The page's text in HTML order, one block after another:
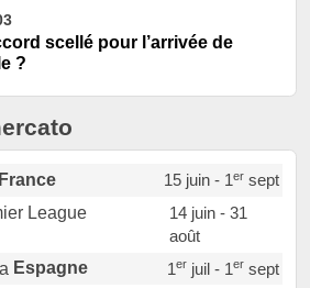
scellé pour l’arrivée de
?
France 15 juin - 1ersept
14 juin - 31
août
Espagne
1erjuil - 1ersept